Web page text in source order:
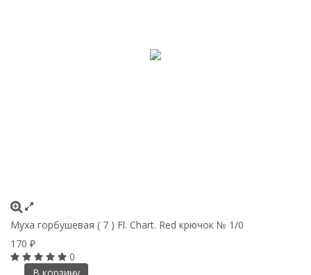
Муха горбушевая ( 7 ) Fl. Chart. Red крючок № 1/0
170 ₽
0